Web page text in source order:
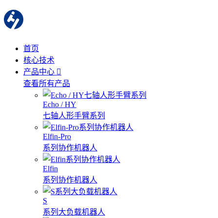
首页
核心技术
产品中心
查看所有产品
Echo / HY
七轴人形手臂系列
Elfin-Pro
系列协作机器人
Elfin
系列协作机器人
S
系列大负载机器人